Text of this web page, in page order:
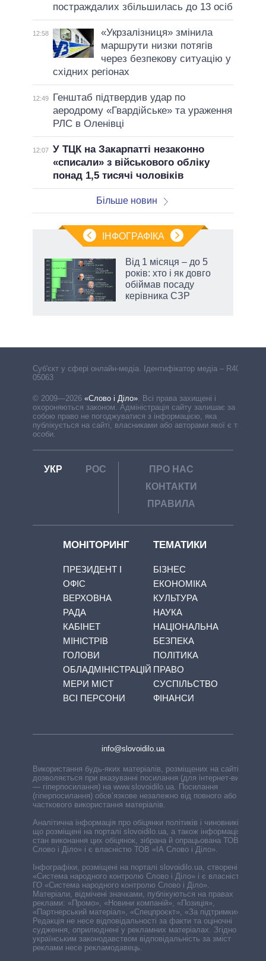
постраждалих збільшилась до 13 осіб
12:58
«Укрзалізниця» змінила
маршрути низки потягів
через безпекову ситуацію у
східних регіонах
12:49
Генштаб підтвердив удар по
аеродрому «Гвардійське» та ураження
РЛС в Оленівці
12:07 У ТЦК на Закарпатті незаконно
«списали» з військового обліку
понад 1,5 тисячі чоловіків
Більше новин
ІНФОГРАФІКА
Від 1 місяця – до 5
років: хто і як довго
обіймав посаду
керівника СЗР
Cуб'єкт у сфері онлайн-медіа. Ідентифікатор медіа – R40-
05063
© 2009—2026 «Слово і Діло» Всі права захищені і
охороняються законом. Адміністрація сайту залишає за
собою право не погоджуватися з інформацією, яка
публікується на сайті, власниками або авторами якої є треті
особи.
УКР РОС
ПРО НАС
КОНТАКТИ
ПРАВИЛА
МОНІТОРИНГ
ПРЕЗИДЕНТ І
ОФІС
ВЕРХОВНА
РАДА
КАБІНЕТ
МІНІСТРІВ
ГОЛОВИ
ОБЛАДМІНІСТРАЦІЙ
МЕРИ МІСТ
ВСІ ПЕРСОНИ
ТЕМАТИКИ
БІЗНЕС
ЕКОНОМІКА
КУЛЬТУРА
НАУКА
НАЦІОНАЛЬНА
БЕЗПЕКА
ПОЛІТИКА
ПРАВО
СУСПІЛЬСТВО
ФІНАНСИ
info@slovoidilo.ua
Використання будь-яких матеріалів, розміщених на сайті,
дозволяється при вказуванні посилання (для інтернет-видань
— гіперпосилання) на www.slovoidilo.ua. Посилання
(гіперпосилання) обов’язкове незалежно від повного або
часткового використання матеріалів.
Аналітична інформація про обіцянки політиків і чиновників,
що розміщені на порталі slovoidilo.ua, а також інформація про
стан виконання цих обіцянок, зібрана й опрацьована ТОВ «ІА
Слово і Діло» і є власністю ТОВ «ІА Слово і Діло».
Інфографіки, розміщені на порталі slovoidilo.ua, створені ГО
«Система народного контролю Слово і Діло» і є власністю
ГО «Система народного контролю Слово і Діло».
Матеріали, відмічені значками, публікуються на правах
реклами: «Промо», «Новини компаній», «Позиція»,
«Партнерський матеріал», «Спецпроєкт», «За підтримки».
Редакція не несе відповідальності за факти та оціночні
судження, оприлюднені у рекламних матеріалах. Згідно з
українським законодавством відповідальність за зміст
реклами несе рекламодавець.